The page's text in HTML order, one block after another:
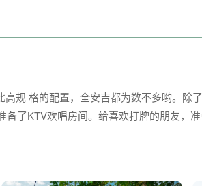
规 格的配置，全安吉都为数不多哟。除
了KTV欢唱房间。给喜欢打牌的朋友，准